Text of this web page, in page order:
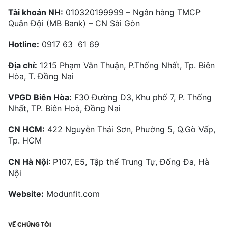
Tài khoản NH: 010320199999 – Ngân hàng TMCP
Quân Đội (MB Bank) – CN Sài Gòn
Hotline: 0917 63 61 69
Địa chỉ: 1215 Phạm Văn Thuận, P.Thống Nhất, Tp. Biên
Hòa, T. Đồng Nai
VPGD Biên Hòa: F30 Đường D3, Khu phố 7, P. Thống
Nhất, TP. Biên Hoà, Đồng Nai
CN HCM: 422 Nguyễn Thái Sơn, Phường 5, Q.Gò Vấp,
Tp. HCM
CN Hà Nội: P107, E5, Tập thể Trung Tự, Đống Đa, Hà
Nội
Website: Modunfit.com
VỀ CHÚNG TÔI